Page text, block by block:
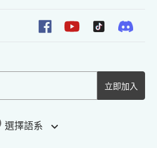
選擇語系
立即加入